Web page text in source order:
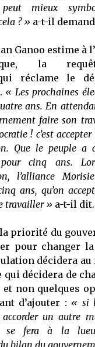
peut mieux
? » a-t-il
Ganoo estime à
la
réclame le
« Les prochaines
ans. En
faire son
! c’est
Que le peuple a
pour cinq ans.
l’alliance
ans, qu’on
travailler » a-t-il dit.
priorité du
pour changer
décidera au
qui décidera de
et non quelques
d’ajouter : « si
un autre
se fera à la
bilan du